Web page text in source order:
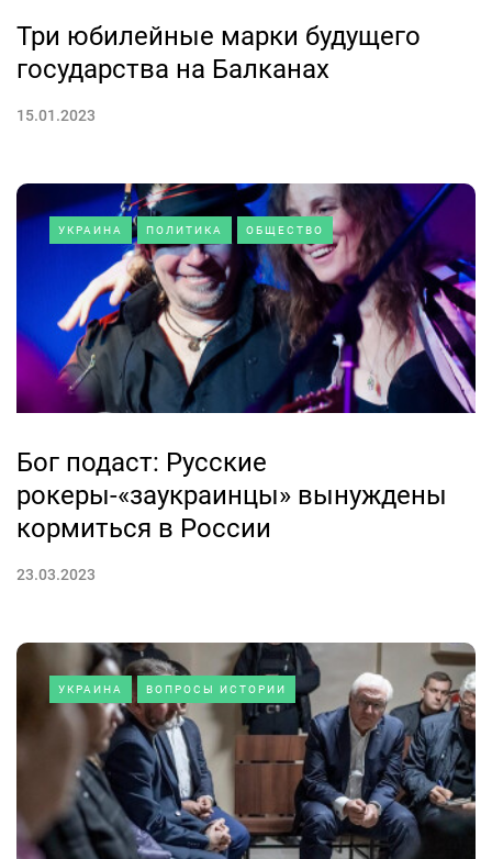
Три юбилейные марки будущего
государства на Балканах
15.01.2023
УКРАИНА ПОЛИТИКА ОБЩЕСТВО
Бог подаст: Русские
рокеры-«заукраинцы» вынуждены
кормиться в России
23.03.2023
УКРАИНА ВОПРОСЫ ИСТОРИИ